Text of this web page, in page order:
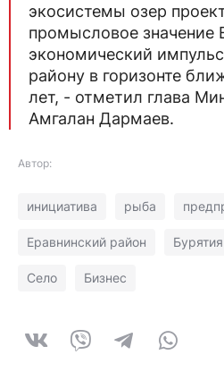
экосистемы озер
промысловое значение
экономический
району в горизонте
лет, - отметил глава
Амгалан Дармаев.
Автор:
инициатива рыба
Еравнинский район Бурятия
Село Бизнес